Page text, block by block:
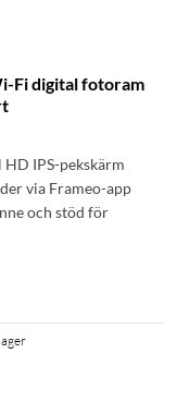
Fi digital fotoram
IPS-pekskärm
via Frameo-app
och stöd för